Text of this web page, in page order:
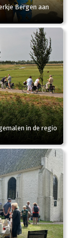
Bergen aan
in de regio